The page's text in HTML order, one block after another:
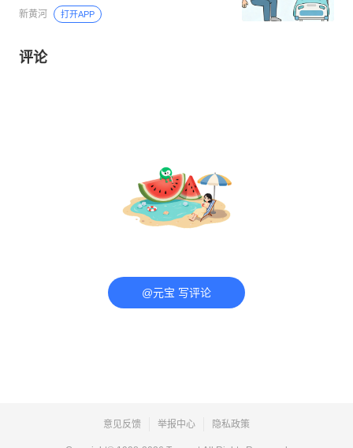
新黄河 打开APP
评论
@元宝 写评论
意见反馈 举报中心 隐私政策